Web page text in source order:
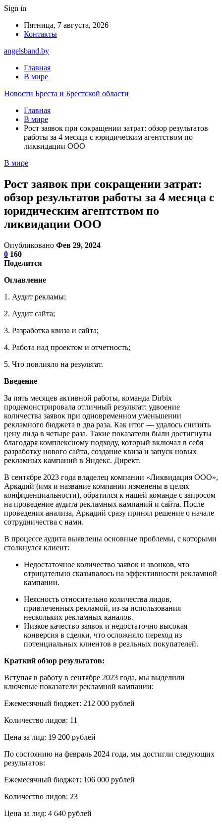
Sign in
Пятница, 7 августа, 2026
Контакты
angelsband.by
Главная
В мире
Новости Бреста и Брестской области
Главная
В мире
Рост заявок при сокращении затрат: обзор результатов
работы за 4 месяца с юридическим агентством по
ликвидации ООО
В мире
Рост заявок при сокращении затрат:
обзор результатов работы за 4 месяца с
юридическим агентством по
ликвидации ООО
Опубликовано Фев 29, 2024
0 160
Поделится
Оглавление
1. Аудит рекламы;
2. Аудит сайта;
3. Разработка квиза и сайта;
4. Работа над проектом и отчетность;
5. Что повлияло на результат.
Введение
За пять месяцев активной работы, команда Dirbix
продемонстрировала отличный результат: удвоение
количества заявок при одновременном уменьшении
рекламного бюджета в два раза. Как итог — удалось снизить
цену лида в четыре раза. Такие показатели были достигнуты
благодаря комплексному подходу, который включал в себя
разработку нового сайта, создание квиза и запуск новых
рекламных кампаний в Яндекс. Директ.
В сентябре 2023 года владелец компании «Ликвидация ООО»,
Аркадий (имя и название компании изменены в целях
конфиденциальности), обратился к нашей команде с запросом
на проведение аудита рекламных кампаний и сайта. После
проведения анализа, Аркадий сразу принял решение о начале
сотрудничества с нами.
В процессе аудита выявлены основные проблемы, с которыми
столкнулся клиент:
Недостаточное количество заявок и звонков, что
отрицательно сказывалось на эффективности рекламной
кампании.
Неясность относительно количества лидов,
привлеченных рекламой, из-за использования
нескольких рекламных каналов.
Низкое качество заявок и недостаточно высокая
конверсия в сделки, что осложняло переход из
потенциальных клиентов в реальных покупателей.
Краткий обзор результатов:
Вступая в работу в сентябре 2023 года, мы выделили
ключевые показатели рекламной кампании:
Ежемесячный бюджет: 212 000 рублей
Количество лидов: 11
Цена за лид: 19 200 рублей
По состоянию на февраль 2024 года, мы достигли следующих
результатов:
Ежемесячный бюджет: 106 000 рублей
Количество лидов: 23
Цена за лид: 4 640 рублей